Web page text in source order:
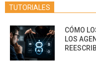
TUTORIALES
CÓMO
LOS